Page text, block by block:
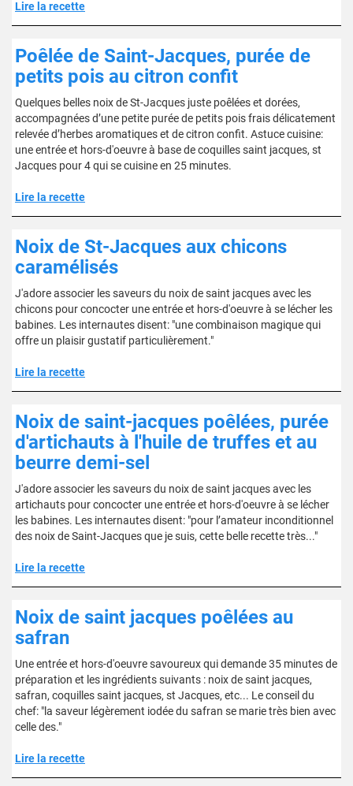
Lire la recette
Poêlée de Saint-Jacques, purée de
petits pois au citron confit
Quelques belles noix de St-Jacques juste poêlées et dorées,
accompagnées d’une petite purée de petits pois frais délicatement
relevée d’herbes aromatiques et de citron confit. Astuce cuisine:
une entrée et hors-d'oeuvre à base de coquilles saint jacques, st
Jacques pour 4 qui se cuisine en 25 minutes.
Lire la recette
Noix de St-Jacques aux chicons
caramélisés
J'adore associer les saveurs du noix de saint jacques avec les
chicons pour concocter une entrée et hors-d'oeuvre à se lécher les
babines. Les internautes disent: "une combinaison magique qui
offre un plaisir gustatif particulièrement."
Lire la recette
Noix de saint-jacques poêlées, purée
d'artichauts à l'huile de truffes et au
beurre demi-sel
J'adore associer les saveurs du noix de saint jacques avec les
artichauts pour concocter une entrée et hors-d'oeuvre à se lécher
les babines. Les internautes disent: "pour l’amateur inconditionnel
des noix de Saint-Jacques que je suis, cette belle recette très..."
Lire la recette
Noix de saint jacques poêlées au
safran
Une entrée et hors-d'oeuvre savoureux qui demande 35 minutes de
préparation et les ingrédients suivants : noix de saint jacques,
safran, coquilles saint jacques, st Jacques, etc... Le conseil du
chef: "la saveur légèrement iodée du safran se marie très bien avec
celle des."
Lire la recette